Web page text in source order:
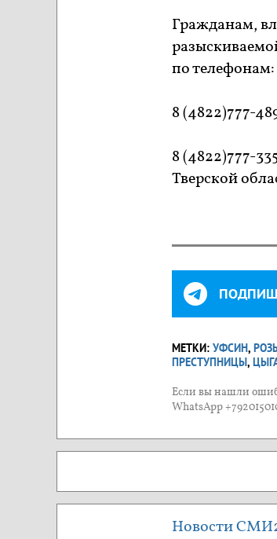
Гражданам,
по телефонам:
8 (4822)777-
8 (4822)777-
Тверской
МЕТКИ: УФСИН,
ПРЕСТУПНИЦЫ,
Если вы нашли
WhatsApp
Новости